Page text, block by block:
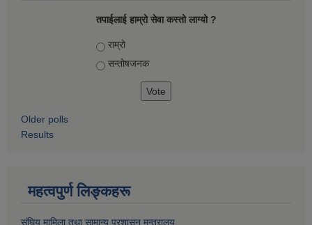
तपाईलाई हाम्रो सेवा कस्तो लाग्यो ?
Choices
राम्रो
सन्तोषज‍नक
Older polls
Results
महत्वपुर्ण लिङ्कहरू
संघिय मामिला तथा सामान्य प्रशासन मन्त्रालय